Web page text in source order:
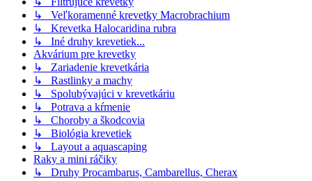
↳ Veľkoramenné krevetky Macrobrachium
↳ Krevetka Halocaridina rubra
↳ Iné druhy krevetiek...
Akvárium pre krevetky
↳ Zariadenie krevetkária
↳ Rastlinky a machy
↳ Spolubývajúci v krevetkáriu
↳ Potrava a kŕmenie
↳ Choroby a škodcovia
↳ Biológia krevetiek
↳ Layout a aquascaping
Raky a mini ráčiky
↳ Druhy Procambarus, Cambarellus, Cherax